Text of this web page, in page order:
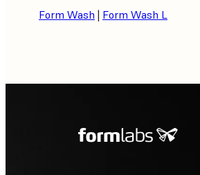
Form Wash | Form Wash L